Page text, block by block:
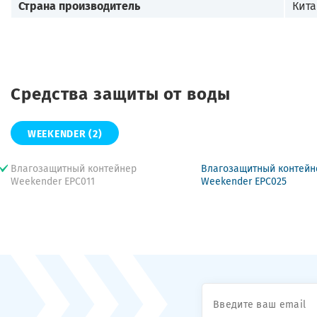
Страна производитель
Средства защиты от воды
WEEKENDER(2)
Влагозащитный контейнер
Weekender EPC011
Влагозащитный
Weekender EPC025